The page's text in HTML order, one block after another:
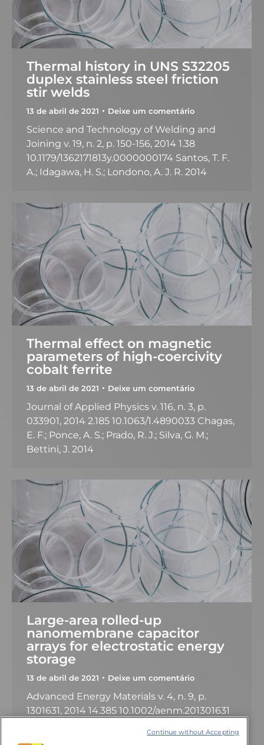
Thermal history in UNS S32205
duplex stainless steel friction
stir welds
13 de abril de 2021 Deixe um comentário
Science and Technology of Welding and
Joining v. 19, n. 2, p. 150-156, 2014 1.38
10.1179/1362171813y.0000000174 Santos, T. F.
A.; Idagawa, H. S.; Londono, A. J. R. 2014
Thermal effect on magnetic
parameters of high-coercivity
cobalt ferrite
13 de abril de 2021 Deixe um comentário
Journal of Applied Physics v. 116, n. 3, p.
033901, 2014 2.185 10.1063/1.4890033 Chagas,
E. F.; Ponce, A. S.; Prado, R. J.; Silva, G. M.;
Bettini, J. 2014
Large-area rolled-up
nanomembrane capacitor
arrays for electrostatic energy
storage
13 de abril de 2021 Deixe um comentário
Advanced Energy Materials v. 4, n. 9, p.
1301631, 2014 14.385 10.1002/aenm.201301631
Sommer, R.; Wollatz, A.; Schadewald, J.;
Continue without Accepting